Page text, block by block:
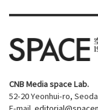
CNB Media space Lab.
52-20 Yeonhui-ro,